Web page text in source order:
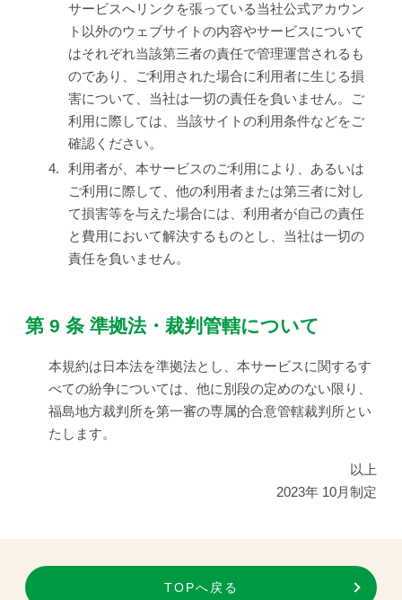
サービスへリンクを張っている当社公式アカウン
ト以外のウェブサイトの内容やサービスについて
はそれぞれ当該第三者の責任で管理運営されるも
のであり、ご利用された場合に利用者に生じる損
害について、当社は一切の責任を負いません。ご
利用に際しては、当該サイトの利用条件などをご
確認ください。
4.
利用者が、本サービスのご利用により、あるいは
ご利用に際して、他の利用者または第三者に対し
て損害等を与えた場合には、利用者が自己の責任
と費用において解決するものとし、当社は一切の
責任を負いません。
第 9 条 準拠法・裁判管轄について
本規約は日本法を準拠法とし、本サービスに関するす
べての紛争については、他に別段の定めのない限り、
福島地方裁判所を第一審の専属的合意管轄裁判所とい
たします。
以上
2023年 10月制定
TOPへ戻る